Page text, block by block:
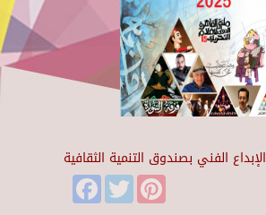
الفني بصندوق التنمية الثقافية
FacebookTwitter